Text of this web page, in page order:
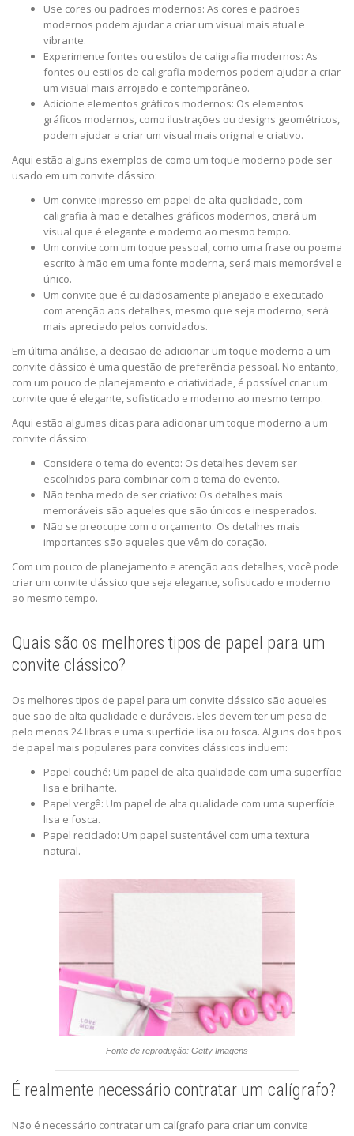
Use cores ou padrões modernos: As cores e padrões
modernos podem ajudar a criar um visual mais atual e
vibrante.
Experimente fontes ou estilos de caligrafia modernos: As
fontes ou estilos de caligrafia modernos podem ajudar a criar
um visual mais arrojado e contemporâneo.
Adicione elementos gráficos modernos: Os elementos
gráficos modernos, como ilustrações ou designs geométricos,
podem ajudar a criar um visual mais original e criativo.
Aqui estão alguns exemplos de como um toque moderno pode ser
usado em um convite clássico:
Um convite impresso em papel de alta qualidade, com
caligrafia à mão e detalhes gráficos modernos, criará um
visual que é elegante e moderno ao mesmo tempo.
Um convite com um toque pessoal, como uma frase ou poema
escrito à mão em uma fonte moderna, será mais memorável e
único.
Um convite que é cuidadosamente planejado e executado
com atenção aos detalhes, mesmo que seja moderno, será
mais apreciado pelos convidados.
Em última análise, a decisão de adicionar um toque moderno a um
convite clássico é uma questão de preferência pessoal. No entanto,
com um pouco de planejamento e criatividade, é possível criar um
convite que é elegante, sofisticado e moderno ao mesmo tempo.
Aqui estão algumas dicas para adicionar um toque moderno a um
convite clássico:
Considere o tema do evento: Os detalhes devem ser
escolhidos para combinar com o tema do evento.
Não tenha medo de ser criativo: Os detalhes mais
memoráveis são aqueles que são únicos e inesperados.
Não se preocupe com o orçamento: Os detalhes mais
importantes são aqueles que vêm do coração.
Com um pouco de planejamento e atenção aos detalhes, você pode
criar um convite clássico que seja elegante, sofisticado e moderno
ao mesmo tempo.
Quais são os melhores tipos de papel para um
convite clássico?
Os melhores tipos de papel para um convite clássico são aqueles
que são de alta qualidade e duráveis. Eles devem ter um peso de
pelo menos 24 libras e uma superfície lisa ou fosca. Alguns dos tipos
de papel mais populares para convites clássicos incluem:
Papel couché: Um papel de alta qualidade com uma superfície
lisa e brilhante.
Papel vergê: Um papel de alta qualidade com uma superfície
lisa e fosca.
Papel reciclado: Um papel sustentável com uma textura
natural.
Fonte de reprodução: Getty Imagens
É realmente necessário contratar um calígrafo?
Não é necessário contratar um calígrafo para criar um convite